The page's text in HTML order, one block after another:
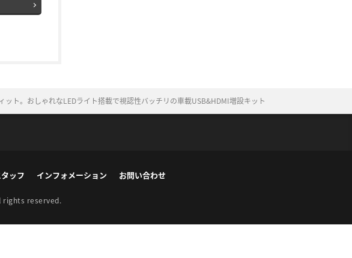
ト。おしゃれなLEDライト搭載で視認性バッチリの車載USB&HDMI増設キット
ッフ インフォメーション お問い合わせ
rights reserved.